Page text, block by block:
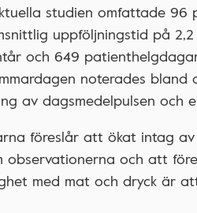
studien omfattade 96
uppföljningstid på
och 649
noterades bland
av dagsmedelpulsen och
föreslår att ökat intag
observationerna och att
med mat och dryck är